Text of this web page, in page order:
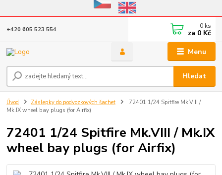
Eshop v provozu do 31.10.2026
Menu
Hledat
+420 605 523 554 0 ks
za 0 Kč
Úvod Záslepky do podvozkových šachet
72401 1/24 Spitfire Mk.VIII /
Mk.IX wheel bay plugs (for Airfix)
72401 1/24 Spitfire Mk.VIII / Mk.IX
wheel bay plugs (for Airfix)